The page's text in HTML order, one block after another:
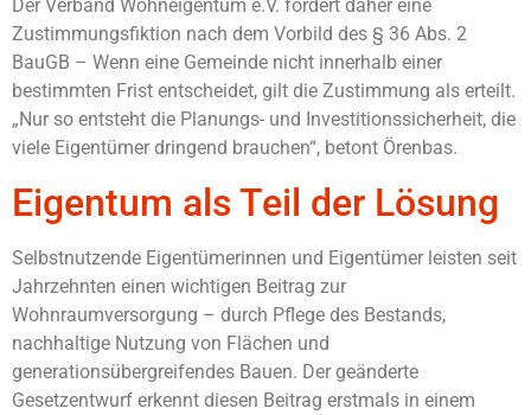
Der Verband Wohneigentum e.V. fordert daher eine
Zustimmungsfiktion nach dem Vorbild des § 36 Abs. 2
BauGB – Wenn eine Gemeinde nicht innerhalb einer
bestimmten Frist entscheidet, gilt die Zustimmung als erteilt.
„Nur so entsteht die Planungs- und Investitionssicherheit, die
viele Eigentümer dringend brauchen“, betont Örenbas.
Eigentum als Teil der Lösung
Selbstnutzende Eigentümerinnen und Eigentümer leisten seit
Jahrzehnten einen wichtigen Beitrag zur
Wohnraumversorgung – durch Pflege des Bestands,
nachhaltige Nutzung von Flächen und
generationsübergreifendes Bauen. Der geänderte
Gesetzentwurf erkennt diesen Beitrag erstmals in einem